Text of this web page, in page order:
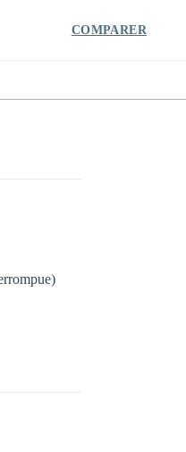
COMPARER